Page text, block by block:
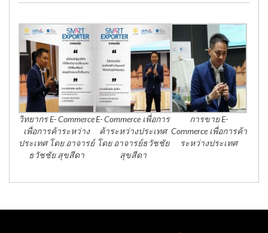
วิทยากร E- Commerce
เพื่อการค้าระหว่าง
ประเทศ โดย อาจารย์
ธวัชชัย สุขสีดา
E- Commerce เพื่อการ
ค้าระหว่างประเทศ
โดย อาจารย์ธวัชชัย
สุขสีดา
การขาย E-
Commerce เพื่อการค้า
ระหว่างประเทศ